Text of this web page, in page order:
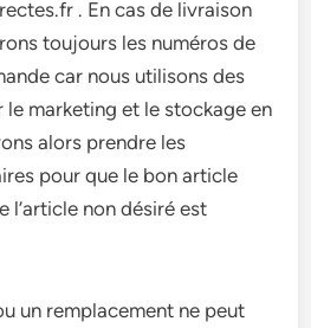
. En cas de livraison
toujours les numéros de
car nous utilisons des
marketing et le stockage en
alors prendre les
pour que le bon article
l’article non désiré est
un remplacement ne peut